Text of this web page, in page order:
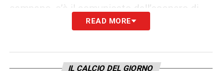
campano, c’è il comunicato dell’esonero di
La Società Sportiva Calcio
responsabile tecnico della prima squadra al
READ MORE
IL CALCIO DEL GIORNO